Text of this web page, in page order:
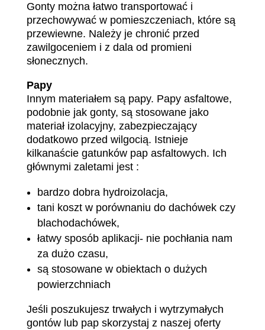
Gonty można łatwo transportować i
przechowywać w pomieszczeniach, które są
przewiewne. Należy je chronić przed
zawilgoceniem i z dala od promieni
słonecznych.
Papy
Innym materiałem są papy. Papy asfaltowe,
podobnie jak gonty, są stosowane jako
materiał izolacyjny, zabezpieczający
dodatkowo przed wilgocią. Istnieje
kilkanaście gatunków pap asfaltowych. Ich
głównymi zaletami jest :
bardzo dobra hydroizolacja,
tani koszt w porównaniu do dachówek czy
blachodachówek,
łatwy sposób aplikacji- nie pochłania nam
za dużo czasu,
są stosowane w obiektach o dużych
powierzchniach
Jeśli poszukujesz trwałych i wytrzymałych
gontów lub pap skorzystaj z naszej oferty